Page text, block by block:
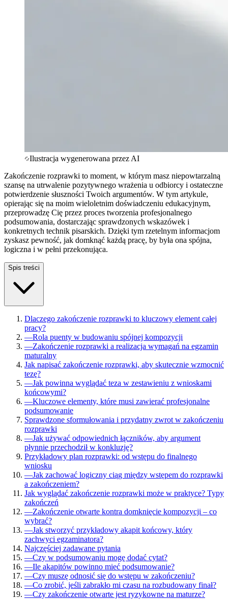
Ilustracja wygenerowana przez AI
Zakończenie rozprawki to moment, w którym masz niepowtarzalną
szansę na utrwalenie pozytywnego wrażenia u odbiorcy i ostateczne
potwierdzenie słuszności Twoich argumentów. W tym artykule,
opierając się na moim wieloletnim doświadczeniu edukacyjnym,
przeprowadzę Cię przez proces tworzenia profesjonalnego
podsumowania, dostarczając sprawdzonych wskazówek i
konkretnych technik pisarskich. Dzięki tym rzetelnym informacjom
zyskasz pewność, jak domknąć każdą pracę, by była ona spójna,
logiczna i w pełni przekonująca.
Spis treści
Dlaczego zakończenie rozprawki to kluczowy element całej
pracy?
—Rola puenty w budowaniu spójnej kompozycji
—Zakończenie rozprawki a realizacja wymagań na egzamin
maturalny
Jak napisać zakończenie rozprawki, aby skutecznie wzmocnić
tezę?
—Jak powinna wyglądać teza w zestawieniu z wnioskami
końcowymi?
—Kluczowe elementy, które musi zawierać profesjonalne
podsumowanie
Sprawdzone sformułowania i przydatny zwrot w zakończeniu
rozprawki
—Jak używać odpowiednich łączników, aby argument
płynnie przechodził w konkluzję?
Przykładowy plan rozprawki: od wstępu do finalnego
wniosku
—Jak zachować logiczny ciąg między wstępem do rozprawki
a zakończeniem?
Jak wyglądać zakończenie rozprawki może w praktyce? Typy
zakończeń
—Zakończenie otwarte kontra domknięcie kompozycji – co
wybrać?
—Jak stworzyć przykładowy akapit końcowy, który
zachwyci egzaminatora?
Najczęściej zadawane pytania
—Czy w podsumowaniu mogę dodać cytat?
—Ile akapitów powinno mieć podsumowanie?
—Czy muszę odnosić się do wstępu w zakończeniu?
—Co zrobić, jeśli zabrakło mi czasu na rozbudowany finał?
—Czy zakończenie otwarte jest ryzykowne na maturze?